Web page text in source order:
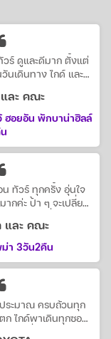
ร์ ดูและดีมาก ตั้งแต่
นเดินทาง ไกด์ และ
ดทริป น่ารักทุกคน
ละ คณะ
ฮอยอัน พักบาน่าฮิลล์
ทัวร์ ทุกครั้ง อุ่นใจ
ากค่ะ ป้า ๆ จะเปลี่ยน
วร์
ละ คณะ
า 3วัน2คืน
ระมาณ ครบถ้วนทุก
ก ไกด์พาเดินทุกซอก